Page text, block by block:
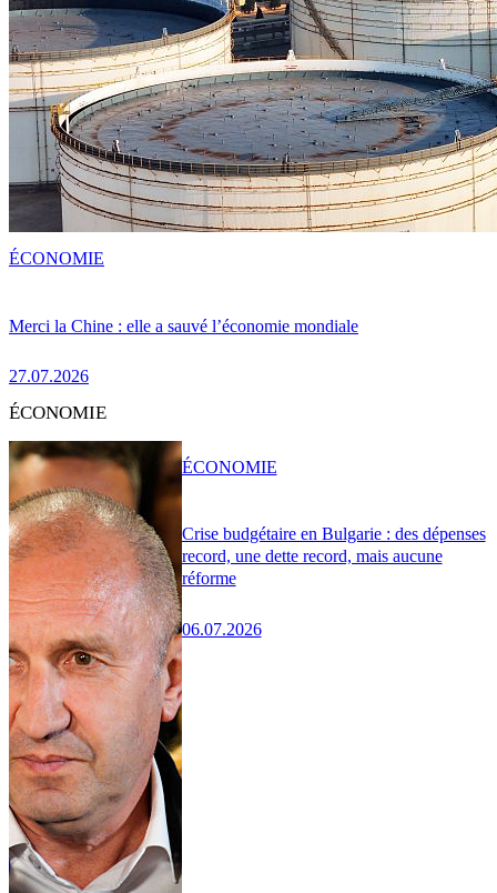
Merci la Chine : elle a sauvé l’économie mondiale
27.07.2026
ÉCONOMIE
ÉCONOMIE
Crise budgétaire en Bulgarie : des dépenses
record, une dette record, mais aucune
réforme
06.07.2026
ÉCONOMIE